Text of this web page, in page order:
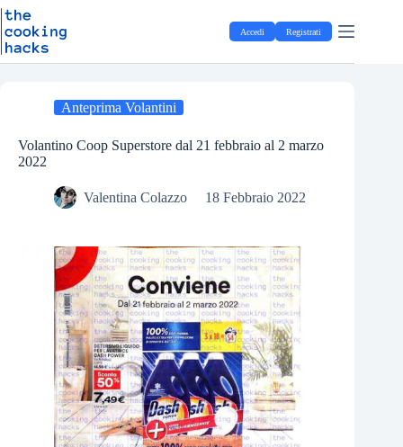
S
t
Salta
al
contenuto
Accedi Registrati
Anteprima Volantini
Volantino Coop Superstore dal 21 febbraio al 2 marzo
2022
Valentina Colazzo 18 Febbraio 2022